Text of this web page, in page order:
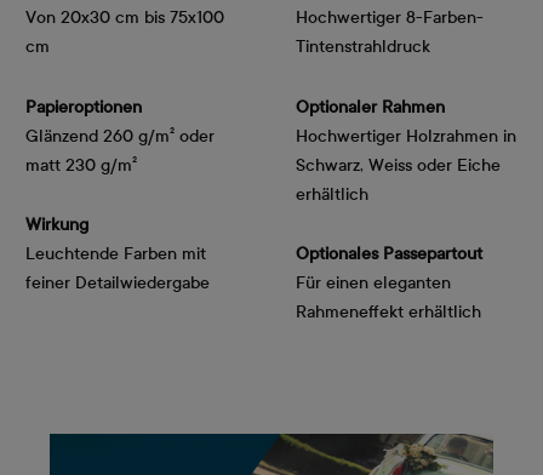
Von 20x30 cm bis 75x100
cm
Papieroptionen
Glänzend 260 g/m² oder
matt 230 g/m²
Wirkung
Leuchtende Farben mit
feiner Detailwiedergabe
Hochwertiger 8-Farben-
Tintenstrahldruck
Optionaler Rahmen
Hochwertiger Holzrahmen in
Schwarz, Weiss oder Eiche
erhältlich
Optionales Passepartout
Für einen eleganten
Rahmeneffekt erhältlich